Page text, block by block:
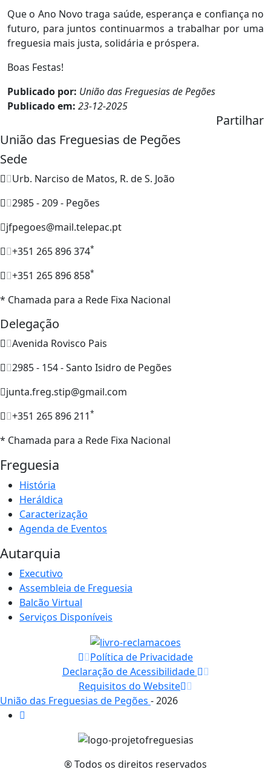
Que o Ano Novo traga saúde, esperança e confiança no
futuro, para juntos continuarmos a trabalhar por uma
freguesia mais justa, solidária e próspera.
Boas Festas!
Publicado por: União das Freguesias de Pegões
Publicado em: 23-12-2025
Partilhar
União das Freguesias de Pegões
Sede
Urb. Narciso de Matos, R. de S. João
2985 - 209 - Pegões
jfpegoes@mail.telepac.pt
+351 265 896 374*
+351 265 896 858*
* Chamada para a Rede Fixa Nacional
Delegação
Avenida Rovisco Pais
2985 - 154 - Santo Isidro de Pegões
junta.freg.stip@gmail.com
+351 265 896 211*
* Chamada para a Rede Fixa Nacional
Freguesia
História
Heráldica
Caracterização
Agenda de Eventos
Autarquia
Executivo
Assembleia de Freguesia
Balcão Virtual
Serviços Disponíveis
Política de Privacidade
Declaração de Acessibilidade
Requisitos do Website
União das Freguesias de Pegões - 2026
® Todos os direitos reservados